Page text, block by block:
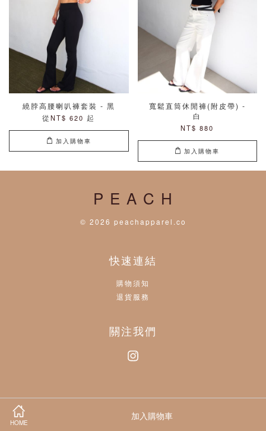
HOME
加入購物車
繞脖高腰喇叭褲套裝 - 黑
從NT$ 620 起
加入購物車
寬鬆直筒休閒褲(附皮帶) -
白
NT$ 880
加入購物車
P E A C H
© 2026 peachapparel.co
快速連結
購物須知
退貨服務
關注我們
Visa Master